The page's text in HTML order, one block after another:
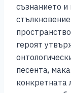
съзнанието
героят
песента,
конкретната